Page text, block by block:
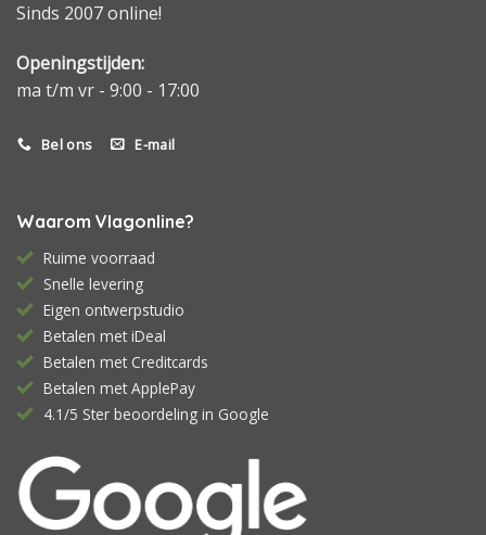
Sinds 2007 online!
Openingstijden:
ma t/m vr - 9:00 - 17:00
Bel ons E-mail
Waarom Vlagonline?
Ruime voorraad
Snelle levering
Eigen ontwerpstudio
Betalen met iDeal
Betalen met Creditcards
Betalen met ApplePay
4.1/5 Ster beoordeling in Google